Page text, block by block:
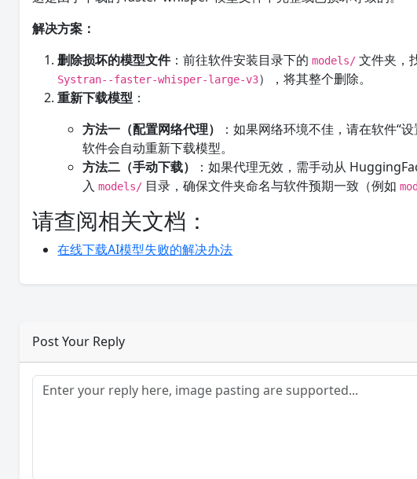
解决方案：
删除损坏的模型文件：前往软件安装目录下的models/ 文件夹，
Systran--faster-whisper-large-v3），将其整个删除。
重新下载模型 ：
方法一（配置网络代理）
：如果网络环境不佳，请在软件“
软件会自动重新下载模型。
方法二（手动下载）
：如果代理无效，需手动从
入models/ 目录，确保文件夹命名与软件预期一致（例如
请查阅相关文档：
在线下载AI模型失败的解决办法
Post Your Reply